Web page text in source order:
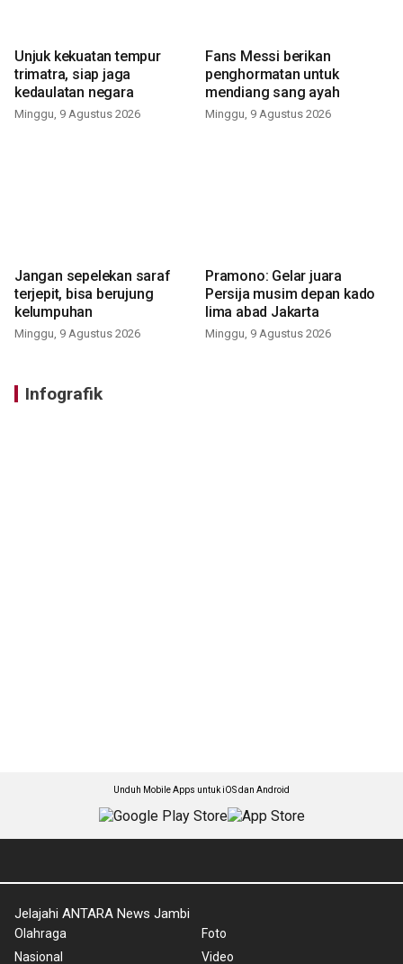
Unjuk kekuatan tempur
trimatra, siap jaga
kedaulatan negara
Minggu, 9 Agustus 2026
Fans Messi berikan
penghormatan untuk
mendiang sang ayah
Minggu, 9 Agustus 2026
Jangan sepelekan saraf
terjepit, bisa berujung
kelumpuhan
Minggu, 9 Agustus 2026
Pramono: Gelar juara
Persija musim depan kado
lima abad Jakarta
Minggu, 9 Agustus 2026
Infografik
Unduh Mobile Apps untuk iOS dan Android
Jelajahi ANTARA News Jambi
Olahraga
Nasional
Foto
Video